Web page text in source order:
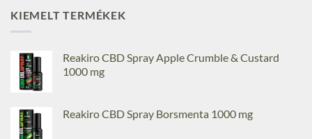
KIEMELT TERMÉKEK
Reakiro CBD Spray Apple Crumble & Custard
1000 mg
Reakiro CBD Spray Borsmenta 1000 mg